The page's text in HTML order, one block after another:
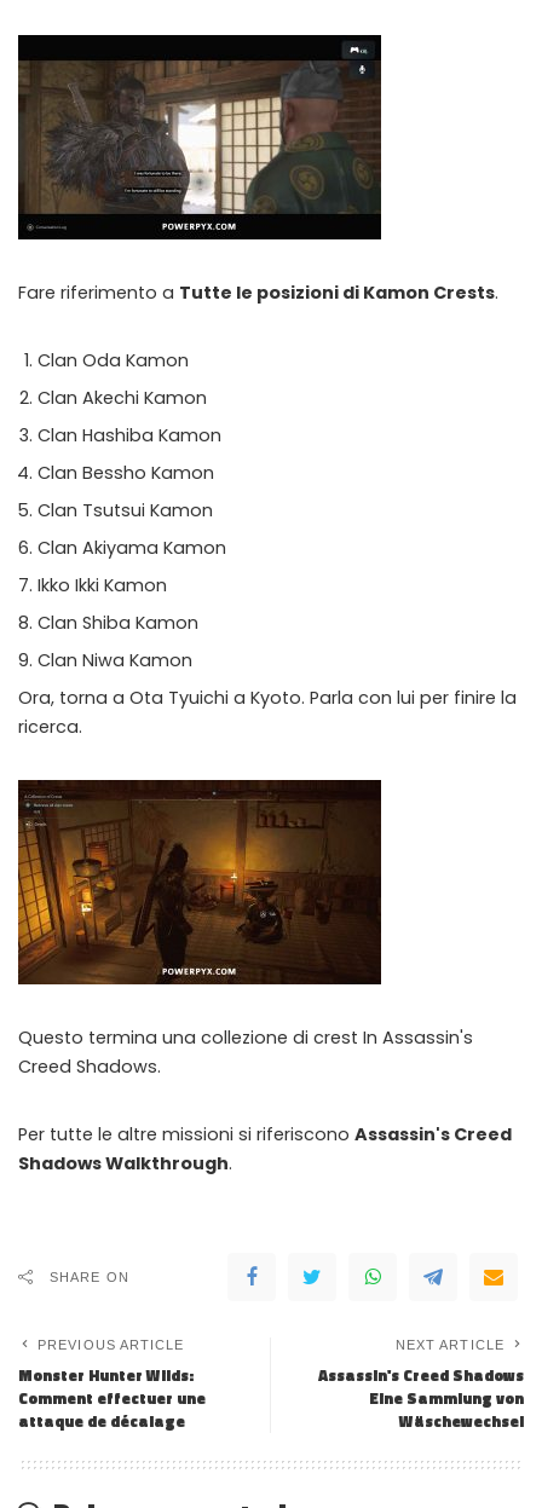
Fare riferimento a Tutte le posizioni di Kamon Crests.
Clan Oda Kamon
Clan Akechi Kamon
Clan Hashiba Kamon
Clan Bessho Kamon
Clan Tsutsui Kamon
Clan Akiyama Kamon
Ikko Ikki Kamon
Clan Shiba Kamon
Clan Niwa Kamon
Ora, torna a Ota Tyuichi a Kyoto. Parla con lui per finire la
ricerca.
Questo termina una collezione di crest In Assassin's
Creed Shadows.
Per tutte le altre missioni si riferiscono Assassin's Creed
Shadows Walkthrough.
SHARE ON
PREVIOUS ARTICLE
Monster Hunter Wilds:
Comment effectuer une
attaque de décalage
NEXT ARTICLE
Assassin's Creed Shadows
Eine Sammlung von
Wäschewechsel